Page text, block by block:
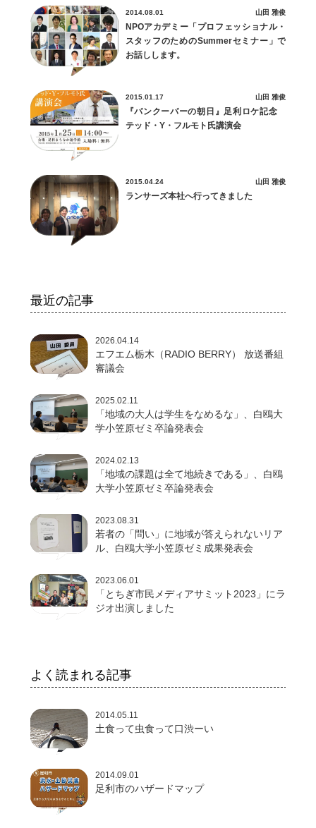
2014.08.01
NPOアカデミー「プロフェッショナル・
スタッフのためのSummerセミナー」で
お話しします。
山田 雅俊
2015.01.17
『バンクーバーの朝日』足利ロケ記念
テッド・Y・フルモト氏講演会
山田 雅俊
2015.04.24
ランサーズ本社へ行ってきました
山田 雅俊
最近の記事
2026.04.14
エフエム栃木（RADIO BERRY） 放送番組
審議会
2025.02.11
「地域の大人は学生をなめるな」、白鴎大
学小笠原ゼミ卒論発表会
2024.02.13
「地域の課題は全て地続きである」、白鴎
大学小笠原ゼミ卒論発表会
2023.08.31
若者の「問い」に地域が答えられないリア
ル、白鴎大学小笠原ゼミ成果発表会
2023.06.01
「とちぎ市民メディアサミット2023」にラ
ジオ出演しました
よく読まれる記事
2014.05.11
土食って虫食って口渋ーい
2014.09.01
足利市のハザードマップ